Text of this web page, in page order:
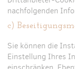
nachfolgenden
c)
Sie können die
Einstellung Ihres